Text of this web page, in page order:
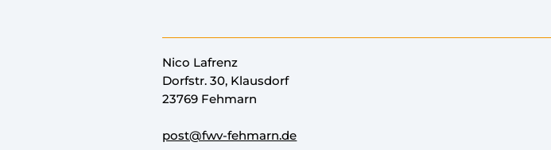
Nico Lafrenz
Dorfstr. 30, Klausdorf
23769 Fehmarn
post@fwv-fehmarn.de